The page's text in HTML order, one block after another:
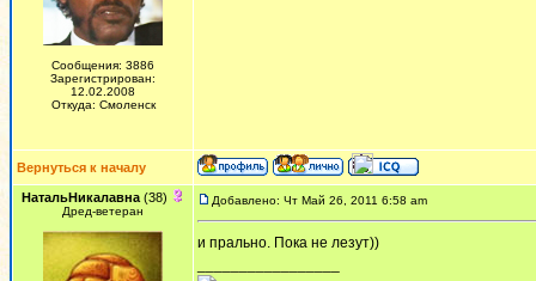
Сообщения: 3886
Зарегистрирован:
12.02.2008
Откуда: Смоленск
Вернуться к началу
НатальНикалавна (38)
Дред-ветеран
Добавлено: Чт Май 26, 2011 6:58 am
и прально. Пока не лезут))